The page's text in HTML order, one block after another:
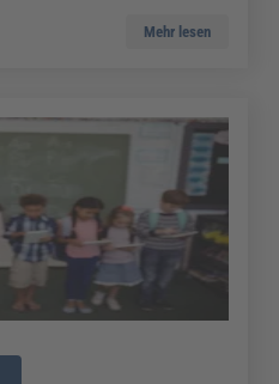
Mehr lesen